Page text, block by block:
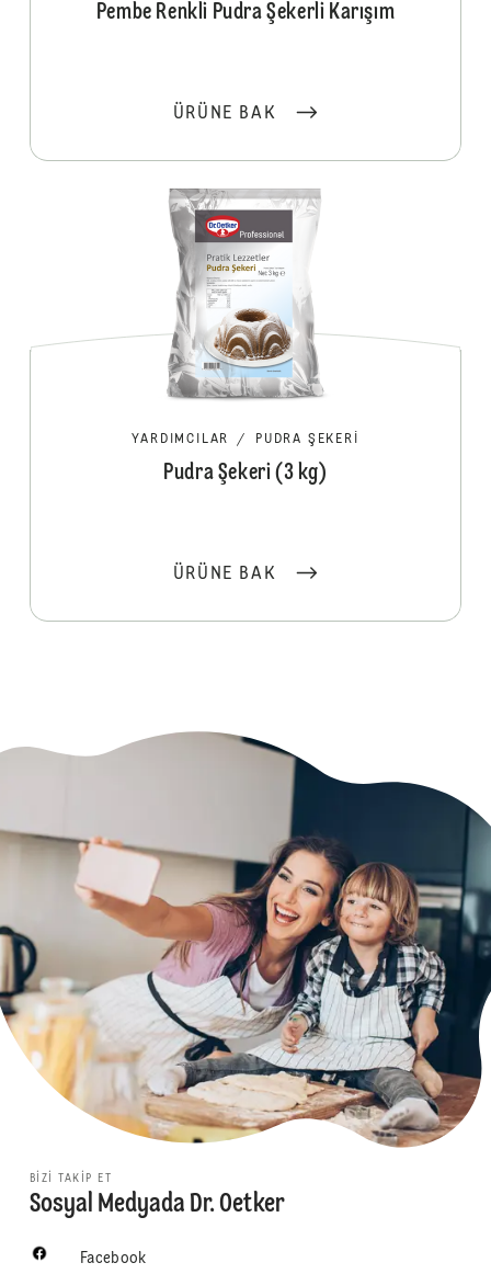
Pembe Renkli Pudra Şekerli Karışım
ÜRÜNE BAK
YARDIMCILAR / PUDRA ŞEKERI
Pudra Şekeri (3 kg)
ÜRÜNE BAK
BIZI TAKIP ET
Sosyal Medyada Dr. Oetker
Facebook